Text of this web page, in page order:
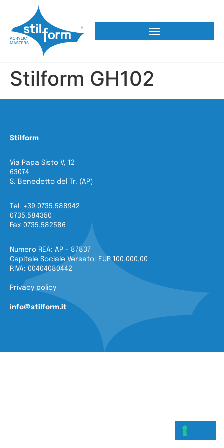
Stilform GH102
Stilform
Via Papa Sisto V, 12
63074
S. Benedetto del Tr. (AP)
Tel. +39.0735.588942
0735.584350
Fax 0735.582586
Numero REA: AP - 87837
Capitale Sociale Versato: EUR 100.000,00
P.IVA: 00404080442
Privacy policy
info@stilform.it